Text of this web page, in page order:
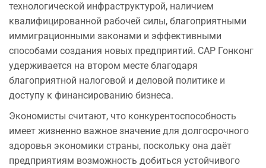
технологической инфраструктурой, наличием
квалифицированной рабочей силы, благоприятными
иммиграционными законами и эффективными
способами создания новых предприятий. САР Гонконг
удерживается на втором месте благодаря
благоприятной налоговой и деловой политике и
доступу к финансированию бизнеса.
Экономисты считают, что конкурентоспособность
имеет жизненно важное значение для долгосрочного
здоровья экономики страны, поскольку она даёт
предприятиям возможность добиться устойчивого